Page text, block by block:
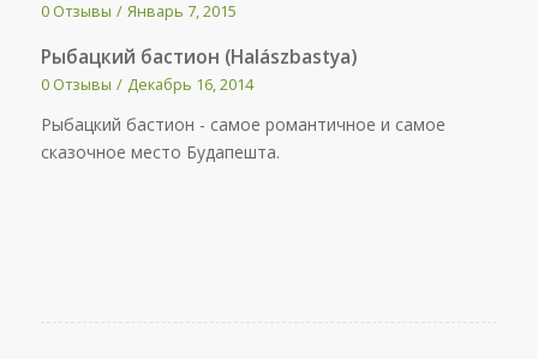
0 Отзывы / Январь 7, 2015
Рыбацкий бастион (Halászbastya)
0 Отзывы / Декабрь 16, 2014
Рыбацкий бастион - самое романтичное и самое
сказочное место Будапешта.